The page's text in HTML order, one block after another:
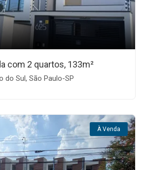
com 2 quartos, 133m²
do Sul, São Paulo-SP
À Venda